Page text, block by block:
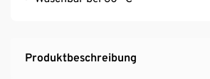
Produktbeschreibung